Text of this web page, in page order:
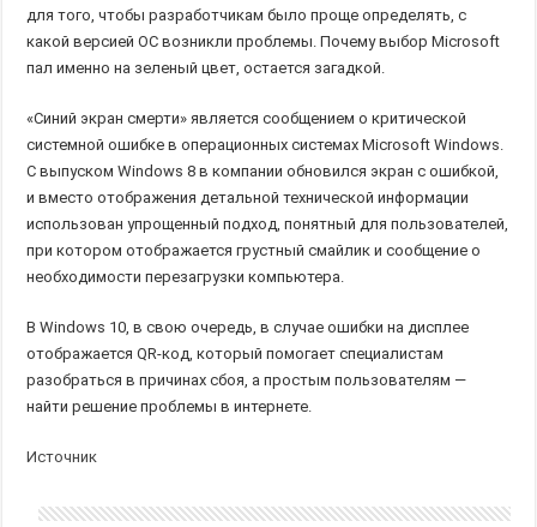
для того, чтобы разработчикам было проще определять, с
какой версией ОС возникли проблемы. Почему выбор Microsoft
пал именно на зеленый цвет, остается загадкой.
«Синий экран смерти» является сообщением о критической
системной ошибке в операционных системах Microsoft Windows.
С выпуском Windows 8 в компании обновился экран с ошибкой,
и вместо отображения детальной технической информации
использован упрощенный подход, понятный для пользователей,
при котором отображается грустный смайлик и сообщение о
необходимости перезагрузки компьютера.
В Windows 10, в свою очередь, в случае ошибки на дисплее
отображается QR-код, который помогает специалистам
разобраться в причинах сбоя, а простым пользователям —
найти решение проблемы в интернете.
Источник